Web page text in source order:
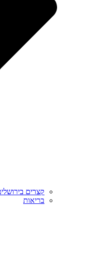
קצרים בירושלים
בריאות